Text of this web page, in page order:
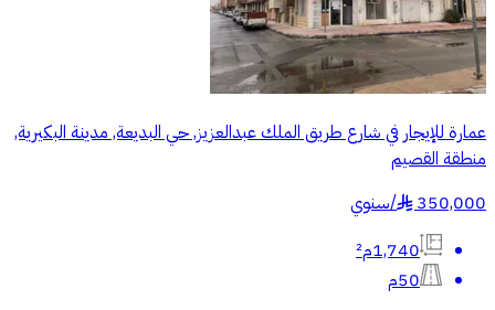
عمارة للإيجار في شارع طريق الملك عبدالعزيز, حي البديعة, مدينة البكيرية,
منطقة القصيم
350,000
§
/سنوي
1,740م²
50م